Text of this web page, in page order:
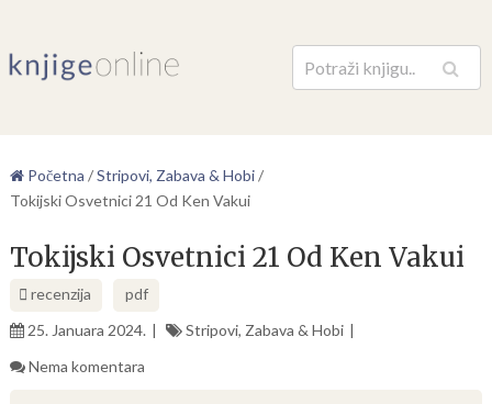
Pretraga
Početna /Stripovi, Zabava & Hobi/
Tokijski Osvetnici 21 Od Ken Vakui
Tokijski Osvetnici 21 Od Ken Vakui
recenzija
pdf
25. Januara 2024.
Stripovi, Zabava & Hobi
Nema komentara